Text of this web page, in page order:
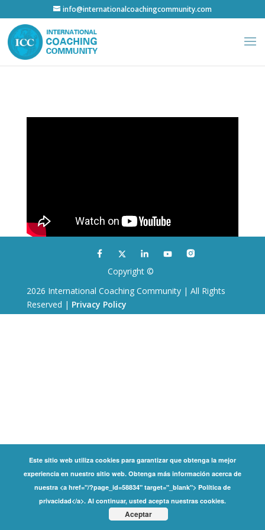
info@internationalcoachingcommunity.com
Copyright ©
2026 International Coaching Community | All Rights
Reserved | Privacy Policy
Este sitio web utiliza cookies para garantizar que obtenga la mejor
experiencia en nuestro sitio web. Obtenga más información acerca de
nuestra <a href="/?page_id=58834" target="_blank"> Política de
privacidad</a>. Al continuar, usted acepta nuestras cookies.
Aceptar